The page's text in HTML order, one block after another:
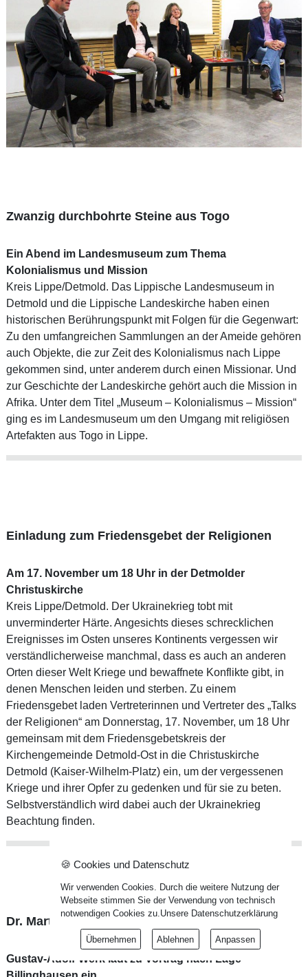
Zwanzig durchbohrte Steine aus Togo
Ein Abend im Landesmuseum zum Thema
Kolonialismus und Mission
Kreis Lippe/Detmold. Das Lippische Landesmuseum in
Detmold und die Lippische Landeskirche haben einen
historischen Berührungspunkt mit Folgen für die Gegenwart:
Zu den umfangreichen Sammlungen an der Ameide gehören
auch Objekte, die zur Zeit des Kolonialismus nach Lippe
gekommen sind, unter anderem durch einen Missionar. Und
zur Geschichte der Landeskirche gehört auch die Mission in
Afrika. Unter dem Titel „Museum – Kolonialismus – Mission“
ging es im Landesmuseum um den Umgang mit religiösen
Artefakten aus Togo in Lippe.
Einladung zum Friedensgebet der Religionen
Am 17. November um 18 Uhr in der Detmolder
Christuskirche
Kreis Lippe/Detmold. Der Ukrainekrieg tobt mit
unverminderter Härte. Angesichts dieses schrecklichen
Ereignisses im Osten unseres Kontinents vergessen wir
verständlicherweise manchmal, dass es auch an anderen
Orten dieser Welt Kriege und bewaffnete Konflikte gibt, in
denen Menschen leiden und sterben. Zu einem
Friedensgebet laden Vertreterinnen und Vertreter des „Talks
der Religionen“ am Donnerstag, 17. November, um 18 Uhr
gemeinsam mit dem Friedensgebetskreis der
Kirchengemeinde Detmold-Ost in die Christuskirche
Detmold (Kaiser-Wilhelm-Platz) ein, um der vergessenen
Kriege und ihrer Opfer zu gedenken und für sie zu beten.
Selbstverständlich wird dabei auch der Ukrainekrieg
Beachtung finden.
Dr. Martin Dutzmann zu Gast
Gustav-Adolf-Werk lädt zu Vortrag nach Lage-
🍪 Cookies und Datenschutz
Wir verwenden Cookies. Durch die weitere Nutzung der
Webseite stimmen Sie der Verwendung von technisch
notwendigen Cookies zu.Unsere Datenschutzerklärung
Übernehmen Ablehnen Anpassen